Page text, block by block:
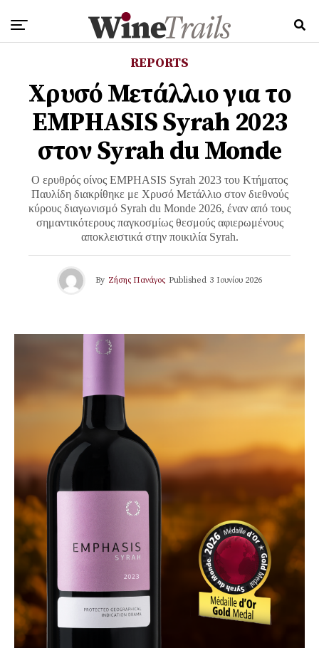
REPORTS
Χρυσό Μετάλλιο για το
EMPHASIS Syrah 2023
στον Syrah du Monde
Ο ερυθρός οίνος EMPHASIS Syrah 2023 του Κτήματος
Παυλίδη διακρίθηκε με Χρυσό Μετάλλιο στον διεθνούς
κύρους διαγωνισμό Syrah du Monde 2026, έναν από τους
σημαντικότερους παγκοσμίως θεσμούς αφιερωμένους
αποκλειστικά στην ποικιλία Syrah.
By Ζήσης Πανάγος Published 3 Ιουνίου 2026